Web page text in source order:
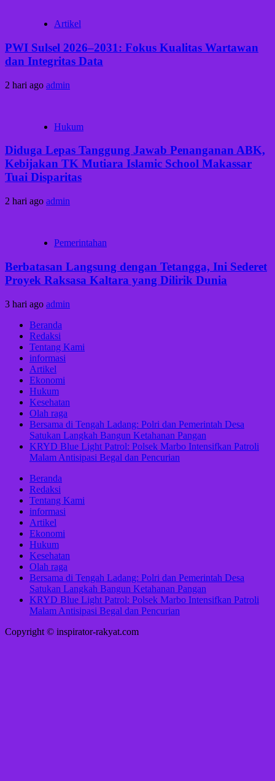
Artikel
PWI Sulsel 2026–2031: Fokus Kualitas Wartawan
dan Integritas Data
2 hari ago admin
Hukum
Diduga Lepas Tanggung Jawab Penanganan ABK,
Kebijakan TK Mutiara Islamic School Makassar
Tuai Disparitas
2 hari ago admin
Pemerintahan
Berbatasan Langsung dengan Tetangga, Ini Sederet
Proyek Raksasa Kaltara yang Dilirik Dunia
3 hari ago admin
Beranda
Redaksi
Tentang Kami
informasi
Artikel
Ekonomi
Hukum
Kesehatan
Olah raga
Bersama di Tengah Ladang: Polri dan Pemerintah Desa
Satukan Langkah Bangun Ketahanan Pangan
KRYD Blue Light Patrol: Polsek Marbo Intensifkan Patroli
Malam Antisipasi Begal dan Pencurian
Beranda
Redaksi
Tentang Kami
informasi
Artikel
Ekonomi
Hukum
Kesehatan
Olah raga
Bersama di Tengah Ladang: Polri dan Pemerintah Desa
Satukan Langkah Bangun Ketahanan Pangan
KRYD Blue Light Patrol: Polsek Marbo Intensifkan Patroli
Malam Antisipasi Begal dan Pencurian
Copyright © inspirator-rakyat.com